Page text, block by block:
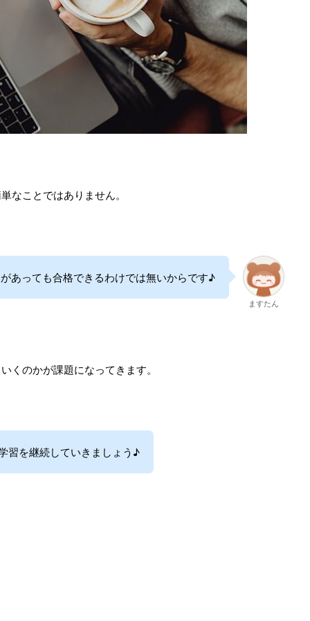
なことではありません。
あっても合格できるわけでは無いからです♪
ますたん
くのかが課題になってきます。
習を継続していきましょう♪